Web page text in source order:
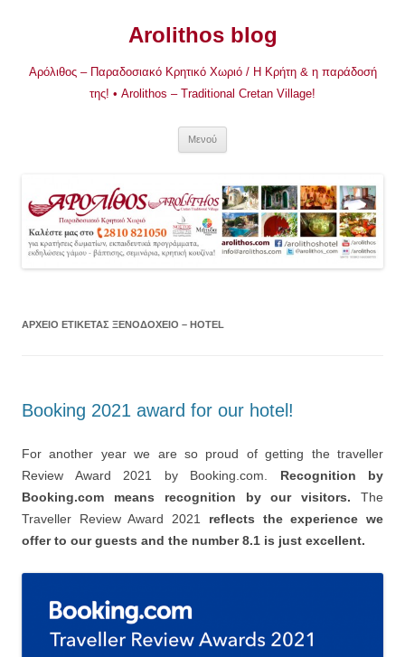
Arolithos blog
Αρόλιθος – Παραδοσιακό Κρητικό Χωριό / Η Κρήτη & η παράδοσή
της! • Arolithos – Traditional Cretan Village!
Μενού
ΑΡΧΕΊΟ ΕΤΙΚΈΤΑΣ ΞΕΝΟΔΟΧΕΊΟ – HOTEL
Booking 2021 award for our hotel!
For another year we are so proud of getting the traveller
Review Award 2021 by Booking.com. Recognition by
Booking.com means recognition by our visitors. The
Traveller Review Award 2021 reflects the experience we
offer to our guests and the number 8.1 is just excellent.